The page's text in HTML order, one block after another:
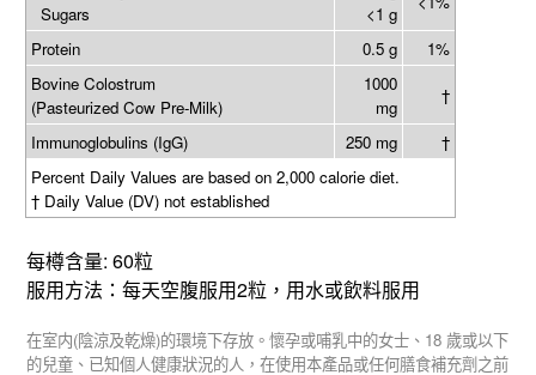
Sugars
<1 g
Protein 0.5 g
1%
Bovine Colostrum
(Pasteurized Cow Pre-Milk)
1000
mg
†
Immunoglobulins (IgG) 250 mg
†
Percent Daily Values are based on 2,000 calorie diet.
† Daily Value (DV) not established
每樽含量: 60粒
服用方法：每天空腹服用2粒，用水或飲料服用
在室内(陰涼及乾燥)的環境下存放。懷孕或哺乳中的女士、 18 歲或以下
的兒童、已知個人健康狀況的人，在使用本產品或任何膳食補充劑之前